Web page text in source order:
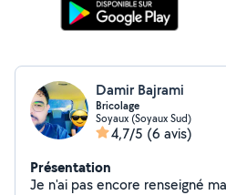
Damir Bajrami
Bricolage
Soyaux (Soyaux Sud)
4,7/5 (6 avis)
Présentation